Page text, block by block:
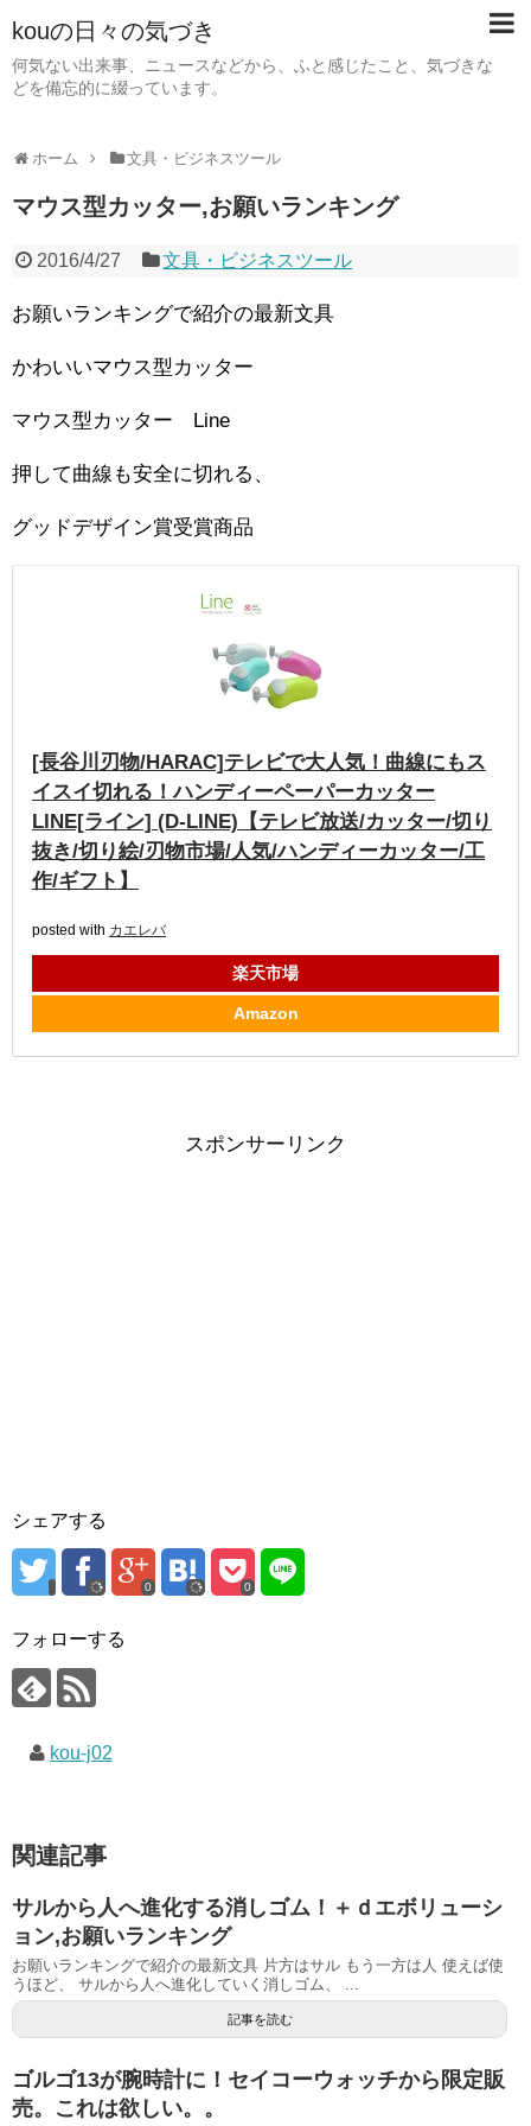
kouの日々の気づき
何気ない出来事、ニュースなどから、ふと感じたこと、気づきな
どを備忘的に綴っています。
ホーム 文具・ビジネスツール
マウス型カッター,お願いランキング
2016/4/27 文具・ビジネスツール
お願いランキングで紹介の最新文具
かわいいマウス型カッター
マウス型カッター Line
押して曲線も安全に切れる、
グッドデザイン賞受賞商品
[長谷川刃物/HARAC]テレビで大人気！曲線にもス
イスイ切れる！ハンディーペーパーカッター
LINE[ライン] (D-LINE)【テレビ放送/カッター/切り
抜き/切り絵/刃物市場/人気/ハンディーカッター/工
作/ギフト】
posted with カエレバ
楽天市場
Amazon
スポンサーリンク
シェアする
0 0
フォローする
kou-j02
関連記事
サルから人へ進化する消しゴム！＋ｄエボリューシ
ョン,お願いランキング
お願いランキングで紹介の最新文具 片方はサル もう一方は人 使えば使
うほど、 サルから人へ進化していく消しゴム、 ...
記事を読む
ゴルゴ13が腕時計に！セイコーウォッチから限定販
売。これは欲しい。。